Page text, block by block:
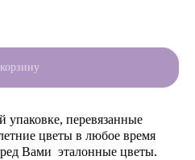
упаковке, перевязанные
цветы в любое время
Вами эталонные цветы.